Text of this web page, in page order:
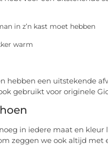
in z’n kast moet hebben
warm
hebben een uitstekende
gebruikt voor originele
in iedere maat en kleur
zeggen we ook altijd met